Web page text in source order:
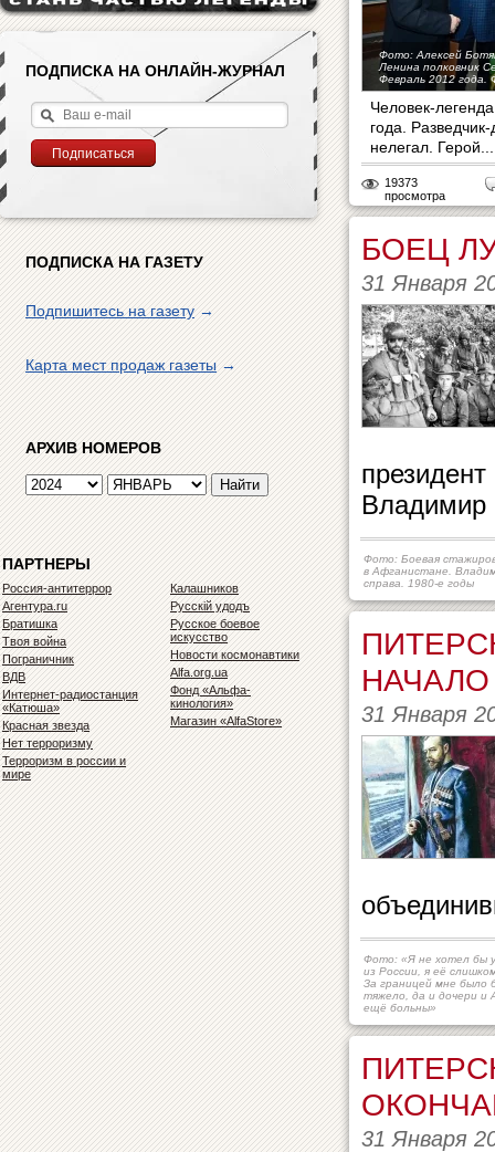
ПОДПИСКА НА ОНЛАЙН-ЖУРНАЛ
ПОДПИСКА НА ГАЗЕТУ
Подпишитесь на газету→
Карта мест продаж газеты→
АРХИВ НОМЕРОВ
ПАРТНЕРЫ
Россия-антитеррор
Агентура.ru
Братишка
Твоя война
Пограничник
ВДВ
Интернет-радиостанция
«Катюша»
Красная звезда
Нет терроризму
Терроризм в россии и
мире
Калашников
Русскiй удодъ
Русское боевое
искусство
Новости космонавтики
Alfa.org.ua
Фонд «Альфа-
кинология»
Магазин «AlfaStore»
Фото: Алексей
Ленина полковник
Февраль 2012
Человек-
года.
нелегал. Герой...
19373
просмотра
БОЕЦ
31 Января
Владимир
Фото: Боевая
в Афганистане.
справа. 1980-е годы
НАЧАЛО
31 Января
Фото: «Я не хотел бы
из России, я её
За границей мне было
тяжело, да и дочери и
ещё больны»
31 Января